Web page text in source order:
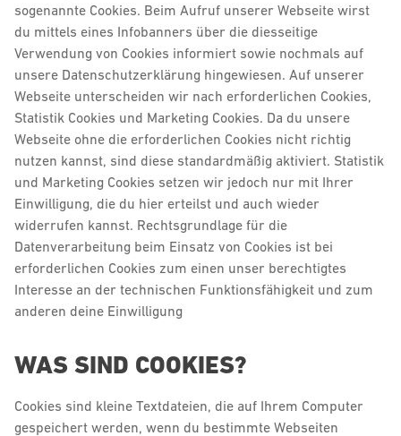
sogenannte Cookies. Beim Aufruf unserer Webseite wirst
du mittels eines Infobanners über die diesseitige
Verwendung von Cookies informiert sowie nochmals auf
unsere Datenschutzerklärung hingewiesen. Auf unserer
Webseite unterscheiden wir nach erforderlichen Cookies,
Statistik Cookies und Marketing Cookies. Da du unsere
Webseite ohne die erforderlichen Cookies nicht richtig
nutzen kannst, sind diese standardmäßig aktiviert. Statistik
und Marketing Cookies setzen wir jedoch nur mit Ihrer
Einwilligung, die du hier erteilst und auch wieder
widerrufen kannst. Rechtsgrundlage für die
Datenverarbeitung beim Einsatz von Cookies ist bei
erforderlichen Cookies zum einen unser berechtigtes
Interesse an der technischen Funktionsfähigkeit und zum
anderen deine Einwilligung
WAS SIND COOKIES?
Cookies sind kleine Textdateien, die auf Ihrem Computer
gespeichert werden, wenn du bestimmte Webseiten